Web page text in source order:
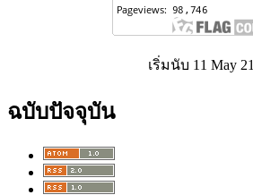
เริ่มนับ 11 May 21
ฉบับปัจจุบัน